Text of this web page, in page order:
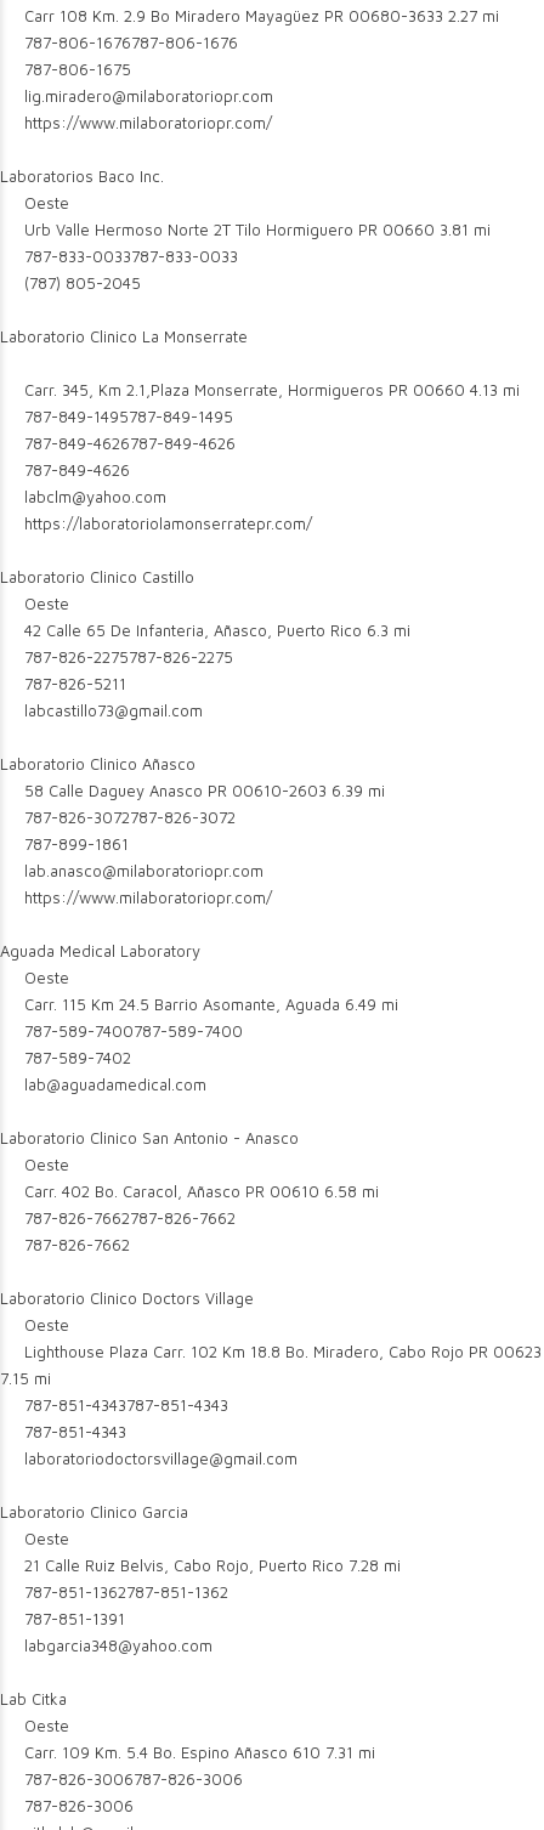
Carr 108 Km. 2.9 Bo Miradero Mayagüez PR 00680-3633 2.27 mi
787-806-1676787-806-1676
787-806-1675
lig.miradero@milaboratoriopr.com
https://www.milaboratoriopr.com/
Laboratorios Baco Inc.
Oeste
Urb Valle Hermoso Norte 2T Tilo Hormiguero PR 00660 3.81 mi
787-833-0033787-833-0033
(787) 805-2045
Laboratorio Clinico La Monserrate
Carr. 345, Km 2.1,Plaza Monserrate, Hormigueros PR 00660 4.13 mi
787-849-1495787-849-1495
787-849-4626787-849-4626
787-849-4626
labclm@yahoo.com
https://laboratoriolamonserratepr.com/
Laboratorio Clinico Castillo
Oeste
42 Calle 65 De Infanteria, Añasco, Puerto Rico 6.3 mi
787-826-2275787-826-2275
787-826-5211
labcastillo73@gmail.com
Laboratorio Clinico Añasco
58 Calle Daguey Anasco PR 00610-2603 6.39 mi
787-826-3072787-826-3072
787-899-1861
lab.anasco@milaboratoriopr.com
https://www.milaboratoriopr.com/
Aguada Medical Laboratory
Oeste
Carr. 115 Km 24.5 Barrio Asomante, Aguada 6.49 mi
787-589-7400787-589-7400
787-589-7402
lab@aguadamedical.com
Laboratorio Clinico San Antonio - Anasco
Oeste
Carr. 402 Bo. Caracol, Añasco PR 00610 6.58 mi
787-826-7662787-826-7662
787-826-7662
Laboratorio Clinico Doctors Village
Oeste
Lighthouse Plaza Carr. 102 Km 18.8 Bo. Miradero, Cabo Rojo PR 00623
7.15 mi
787-851-4343787-851-4343
787-851-4343
laboratoriodoctorsvillage@gmail.com
Laboratorio Clinico Garcia
Oeste
21 Calle Ruiz Belvis, Cabo Rojo, Puerto Rico 7.28 mi
787-851-1362787-851-1362
787-851-1391
labgarcia348@yahoo.com
Lab Citka
Oeste
Carr. 109 Km. 5.4 Bo. Espino Añasco 610 7.31 mi
787-826-3006787-826-3006
787-826-3006